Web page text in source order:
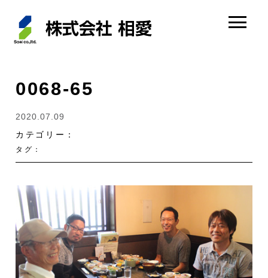
0068-65
2020.07.09
カテゴリー：
タグ：